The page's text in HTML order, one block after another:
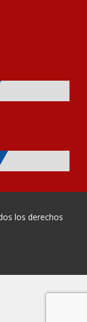
los derechos